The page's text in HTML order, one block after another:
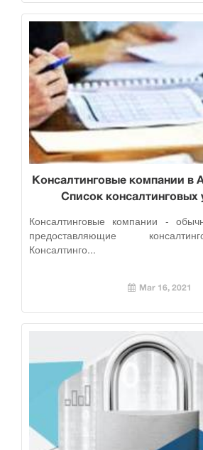
Консалтинговые компании в
Список консалтинговых
Консалтинговые компании -
предоставляющие
Консалтинго...
Mar 16, 2021